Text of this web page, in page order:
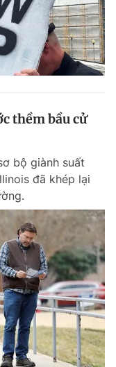
thềm bầu cử
bộ giành suất
đã khép lại